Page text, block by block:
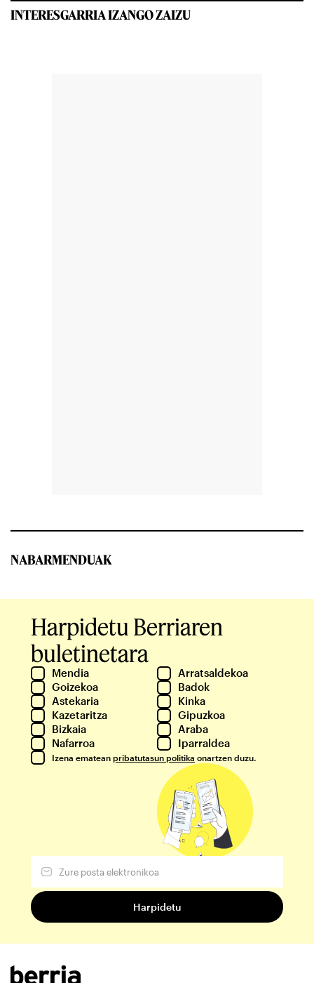
INTERESGARRIA IZANGO ZAIZU
NABARMENDUAK
Harpidetu Berriaren
buletinetara
Mendia
Arratsaldekoa
Goizekoa
Badok
Astekaria
Kinka
Kazetaritza
Gipuzkoa
Bizkaia
Araba
Nafarroa
Iparraldea
Izena ematean pribatutasun politika onartzen duzu.